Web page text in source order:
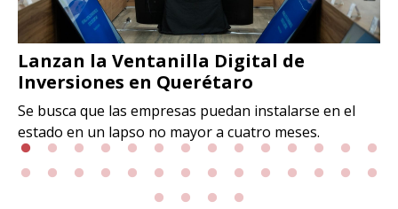
Lanzan la Ventanilla Digital de
Inversiones en Querétaro
Se busca que las empresas puedan instalarse en el
estado en un lapso no mayor a cuatro meses.